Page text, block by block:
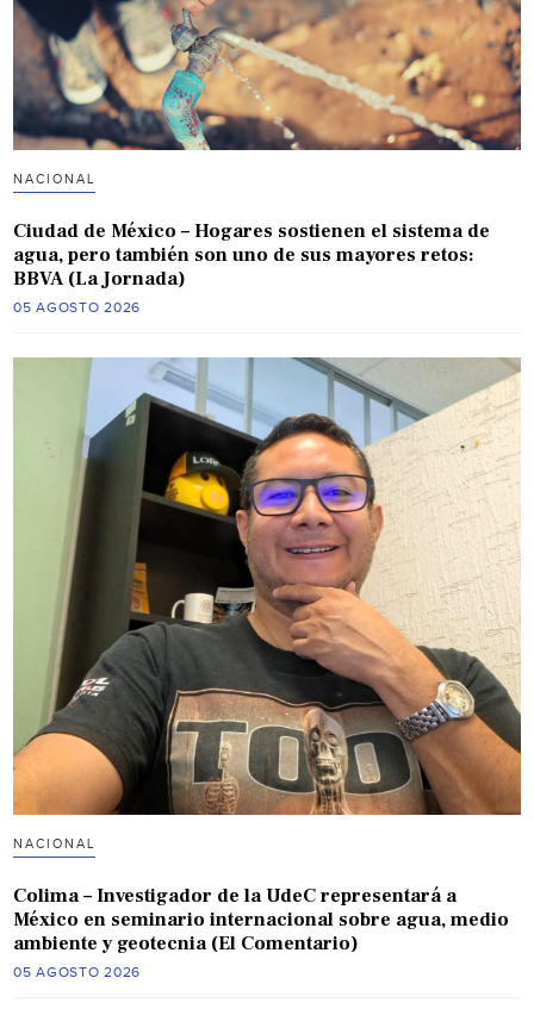
NACIONAL
Ciudad de México – Hogares sostienen el sistema de
agua, pero también son uno de sus mayores retos:
BBVA (La Jornada)
05 AGOSTO 2026
NACIONAL
Colima – Investigador de la UdeC representará a
México en seminario internacional sobre agua, medio
ambiente y geotecnia (El Comentario)
05 AGOSTO 2026